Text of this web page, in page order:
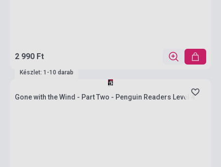
2 990 Ft
Készlet: 1-10 darab
Gone with the Wind - Part Two - Penguin Readers Level 4